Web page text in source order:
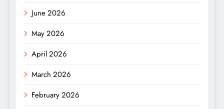
June 2026
May 2026
April 2026
March 2026
February 2026